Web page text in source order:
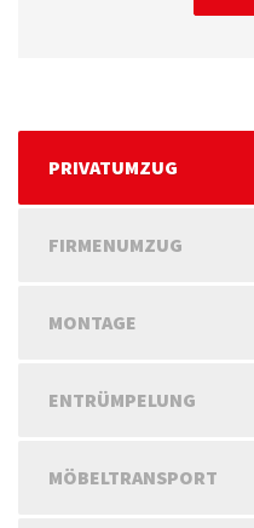
PRIVATUMZUG
FIRMENUMZUG
MONTAGE
ENTRÜMPELUNG
MÖBELTRANSPORT